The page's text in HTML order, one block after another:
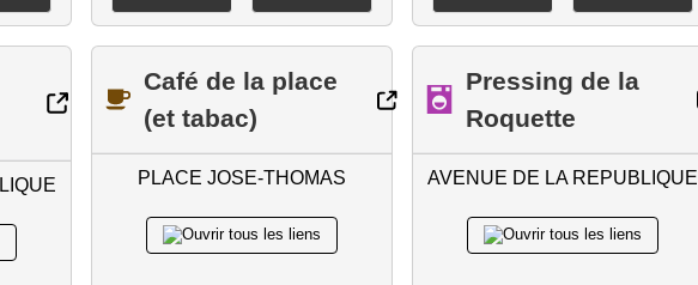
Café de la place
(et tabac)
PLACE JOSE-THOMAS
Pressing de la
Roquette
AVENUE DE LA REPUBLIQUE